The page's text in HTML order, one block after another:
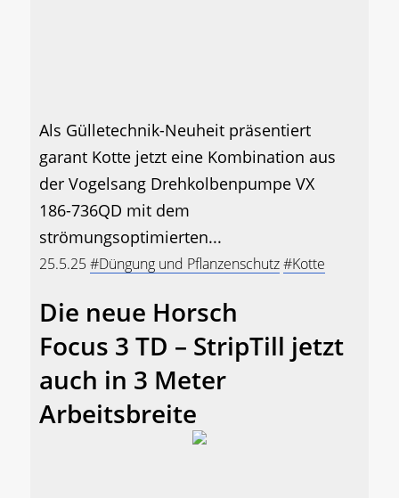
Als Gülletechnik-Neuheit präsentiert
garant Kotte jetzt eine Kombination aus
der Vogelsang Drehkolbenpumpe VX
186-736QD mit dem
strömungsoptimierten...
25.5.25#Düngung und Pflanzenschutz#Kotte
Die neue Horsch
Focus 3 TD – StripTill jetzt
auch in 3 Meter
Arbeitsbreite